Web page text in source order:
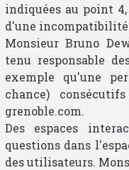
indiquées au point
d'une
Monsieur Bruno
tenu responsable
exemple qu'une
chance)
grenoble.com.
Des espaces
questions dans
des utilisateurs.